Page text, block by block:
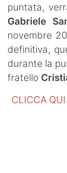
puntata,
Gabriele
novembre
definitiva,
durante la
fratello
CLICCA QUI